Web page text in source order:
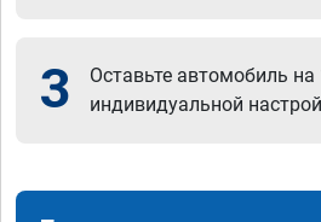
3
Оставьте автомобиль на
индивидуальной